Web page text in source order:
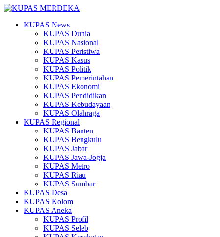
KUPAS News
KUPAS Dunia
KUPAS Nasional
KUPAS Peristiwa
KUPAS Kasus
KUPAS Politik
KUPAS Pemerintahan
KUPAS Ekonomi
KUPAS Pendidikan
KUPAS Kebudayaan
KUPAS Olahraga
KUPAS Regional
KUPAS Banten
KUPAS Bengkulu
KUPAS Jabar
KUPAS Jawa-Jogja
KUPAS Metro
KUPAS Riau
KUPAS Sumbar
KUPAS Desa
KUPAS Kolom
KUPAS Aneka
KUPAS Profil
KUPAS Seleb